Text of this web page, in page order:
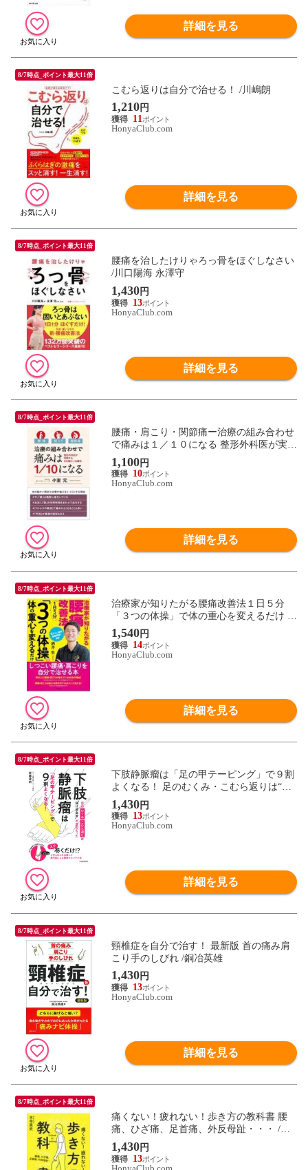
詳細を見る
8/7時点_ポイント最大11倍
こむら返りは自分で治せる！ /川嶋朗
1,210円
11
HonyaClub.com
詳細を見る
8/7時点_ポイント最大11倍
腰痛を治したけりゃろっ骨をほぐしなさい
/川口陽海 永澤守
1,430円
13
HonyaClub.com
詳細を見る
8/7時点_ポイント最大11倍
腰痛・肩こり・関節痛ー治療の組み合わせ
で痛みは１／１０になる 整形外科医が実践
するきめ細かい治療法 /小室元
1,100円
10
HonyaClub.com
詳細を見る
8/7時点_ポイント最大11倍
治療家が知りたがる腰痛改善法１日５分
「３つの体操」で体の重心を変えるだけ /
酒井隼
1,540円
14
HonyaClub.com
詳細を見る
8/7時点_ポイント最大11倍
下肢静脈瘤は「足の甲テーピング」で９割
よくなる！ 足のむくみ・こむら返りは“抜
け道血管”が原因だった /佐藤達朗
1,430円
13
HonyaClub.com
詳細を見る
8/7時点_ポイント最大11倍
頸椎症を自分で治す！ 最新版 首の痛み肩
こり手のしびれ /銅冶英雄
1,430円
13
HonyaClub.com
詳細を見る
8/7時点_ポイント最大11倍
痛くない！疲れない！歩き方の教科書 腰
痛、ひざ痛、足首痛、外反母趾・・・ /木
寺英史
1,430円
13
HonyaClub.com